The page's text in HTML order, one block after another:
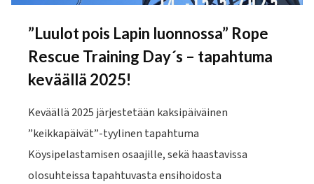
”Luulot pois Lapin luonnossa” Rope
Rescue Training Day´s – tapahtuma
keväällä 2025!
Keväällä 2025 järjestetään kaksipäiväinen
”keikkapäivät”-tyylinen tapahtuma
Köysipelastamisen osaajille, sekä haastavissa
olosuhteissa tapahtuvasta ensihoidosta